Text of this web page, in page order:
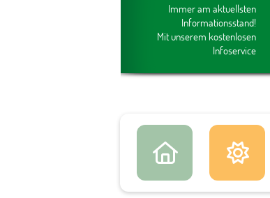
Immer am aktuellsten
Informationsstand!
Mit unserem kostenlosen
Infoservice